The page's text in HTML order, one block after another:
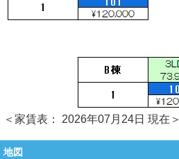
＜家賃表： 2026年07月24日 現在＞
地図